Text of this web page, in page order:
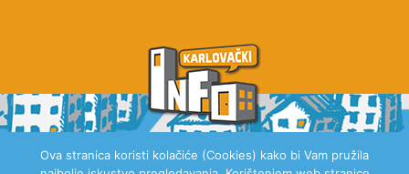
Ova stranica koristi kolačiće (Cookies) kako bi Vam pružila